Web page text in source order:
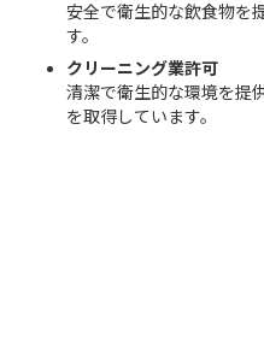
安全で衛生的な飲食物を
す。
クリーニング業許可
清潔で衛生的な環境を提
を取得しています。